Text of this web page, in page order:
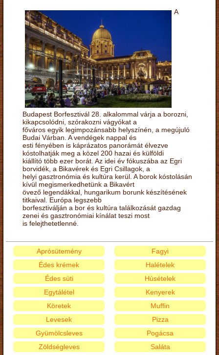
A
Budapest Borfesztivál 28. alkalommal várja a borozni,
kikapcsolódni, szórakozni vágyókat a
főváros egyik legimpozánsabb helyszínén, a megújuló
Budai Várban. A vendégek nappal és
esti fényében is káprázatos panorámát élvezve
kóstolhatják meg a közel 200 hazai és külföldi
kiállító több ezer borát. Az idei év fókuszába az Egri
borvidék, a Bikavérek és Egri Csillagok, a
helyi gasztronómia és kultúra kerül. A borok kóstolásán
kívül megismerkedhetünk a Bikavért
övező legendákkal, hungarikum borunk készítésének
titkaival. Európa legszebb
borfesztiválján a bor és kultúra találkozását gazdag
zenei és gasztronómiai kínálat teszi most
is felejthetetlenné.
Aprósütemény
Édes krémek
Édes süti
Egytálétel
Fagyi
Halételek
Húsételek
Kenyerek
Köretek
Levesek
Gyümölcsleves
Zöldségleves
Muffin
Pizza
Pogácsa
Saláta